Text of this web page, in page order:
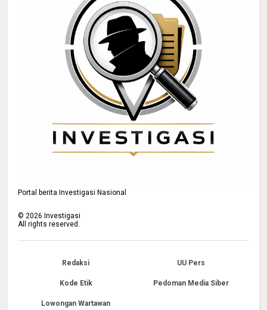
Portal berita Investigasi Nasional
©2026 Investigasi
All rights reserved.
Redaksi UU Pers
Kode Etik Pedoman Media Siber
Lowongan Wartawan